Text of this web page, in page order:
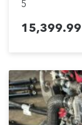
5
15,399.99